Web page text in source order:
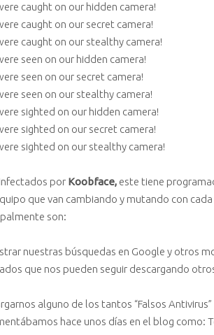
caught on our hidden camera!
caught on our secret camera!
caught on our stealthy camera!
seen on our hidden camera!
seen on our secret camera!
seen on our stealthy camera!
sighted on our hidden camera!
sighted on our secret camera!
sighted on our stealthy camera!
por Koobface, este tiene
que van cambiando y mutando con
son:
nuestras búsquedas en Google y otros
que nos pueden seguir descargando
alguno de los tantos “Falsos Antivirus
hace unos días en el blog como: